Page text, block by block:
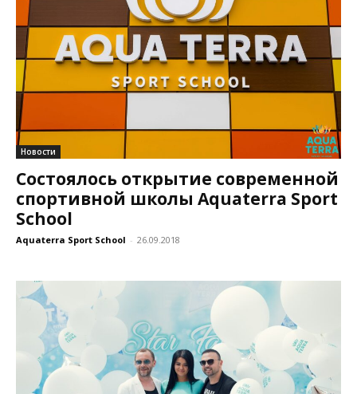
Новости
Состоялось открытие современной
спортивной школы Aquaterra Sport
School
Aquaterra Sport School - 26.09.2018